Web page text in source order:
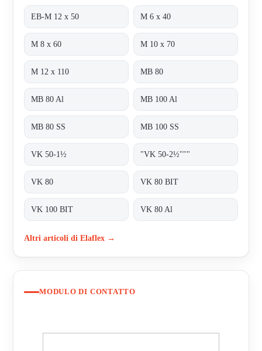
EB-M 12 x 50 M 6 x 40
M 8 x 60 M 10 x 70
M 12 x 110 MB 80
MB 80 Al MB 100 Al
MB 80 SS MB 100 SS
VK 50-1½ "VK 50-2½"""
VK 80 VK 80 BIT
VK 100 BIT VK 80 Al
Altri articoli di Elaflex →
MODULO DI CONTATTO